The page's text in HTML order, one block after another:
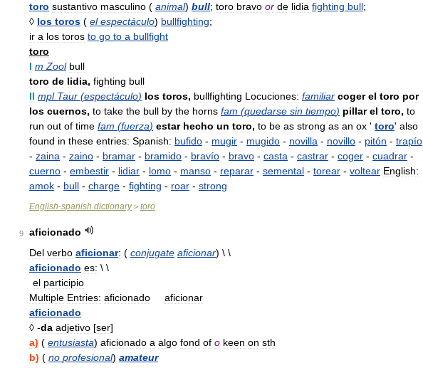
toro sustantivo masculino ( animal) bull; toro bravo or de lidia fighting bull;
◊ los toros ( el espectáculo) bullfighting;
ir a los toros to go to a bullfight
toro
I m Zool bull
toro de lidia, fighting bull
II mpl Taur (espectáculo) los toros, bullfighting Locuciones: familiar coger el toro por
los cuernos, to take the bull by the horns fam (quedarse sin tiempo) pillar el toro, to
run out of time fam (fuerza) estar hecho un toro, to be as strong as an ox ' toro' also
found in these entries: Spanish: bufido - mugir - mugido - novilla - novillo - pitón - trapío
- zaina - zaino - bramar - bramido - bravío - bravo - casta - castrar - coger - cuadrar -
cuerno - embestir - lidiar - lomo - manso - reparar - semental - torear - voltear English:
amok - bull - charge - fighting - roar - strong
English-spanish dictionary> toro
9
aficionado
Del verbo aficionar: ( conjugate aficionar) \ \
aficionado es: \ \
el participio
Multiple Entries: aficionado
aficionar
aficionado
◊ -da adjetivo [ser]
a) ( entusiasta) aficionado a algo fond of o keen on sth
b) ( no profesional) amateur